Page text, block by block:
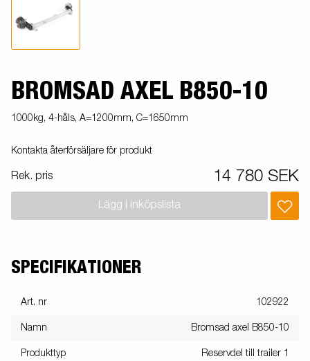
BROMSAD AXEL B850-10
1000kg, 4-håls, A=1200mm, C=1650mm
Kontakta återförsäljare för produkt
Rek. pris 14 780 SEK
Lägg i inköpslista
SPECIFIKATIONER
Art. nr 102922
Namn Bromsad axel B850-10
Produkttyp Reservdel till trailer 1